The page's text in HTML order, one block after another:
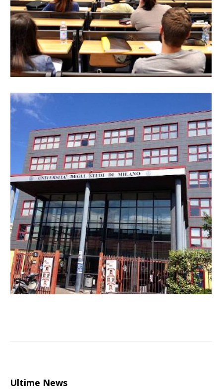
Ultime News